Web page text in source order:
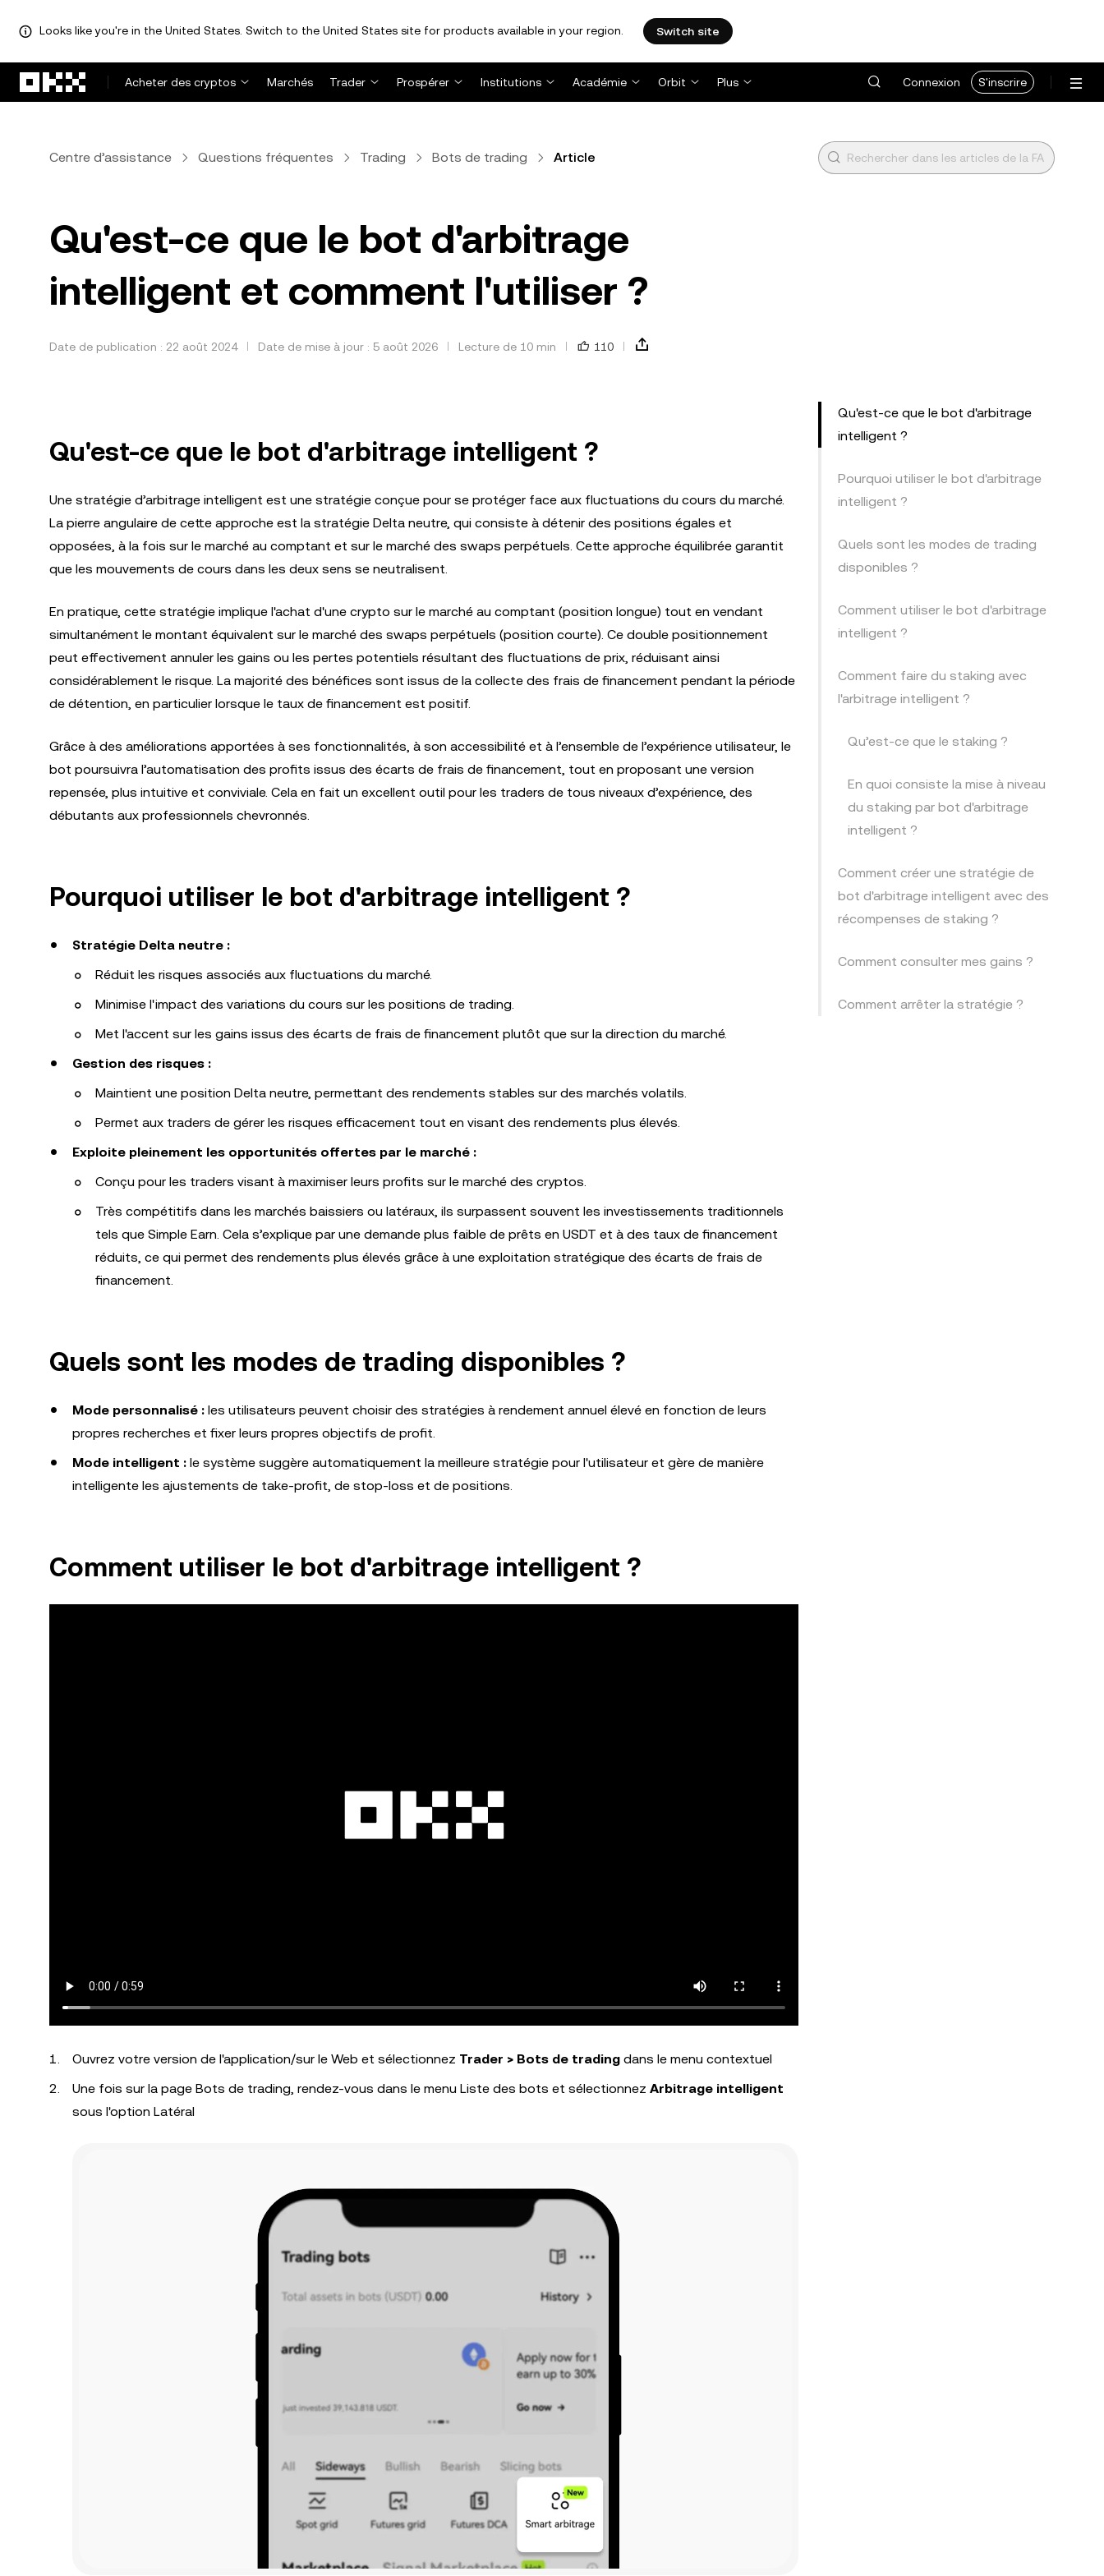
Looks like you're in the United States. Switch to the United States site for products available in your region. Switch site
Acheter des cryptos
Marchés Trader Prospérer Institutions Académie Orbit Plus Connexion S'inscrire
Centre d’assistance Questions fréquentes Trading Bots de trading Article
Qu'est-ce que le bot d'arbitrage
intelligent et comment l'utiliser ?
Date de publication : 22 août 2024 Date de mise à jour : 5 août 2026 Lecture de 10 min 110
Qu'est-ce que le bot d'arbitrage intelligent ?
Une stratégie d’arbitrage intelligent est une stratégie conçue pour se protéger face aux fluctuations du cours du marché.
La pierre angulaire de cette approche est la stratégie Delta neutre, qui consiste à détenir des positions égales et
opposées, à la fois sur le marché au comptant et sur le marché des swaps perpétuels. Cette approche équilibrée garantit
que les mouvements de cours dans les deux sens se neutralisent.
En pratique, cette stratégie implique l'achat d'une crypto sur le marché au comptant (position longue) tout en vendant
simultanément le montant équivalent sur le marché des swaps perpétuels (position courte). Ce double positionnement
peut effectivement annuler les gains ou les pertes potentiels résultant des fluctuations de prix, réduisant ainsi
considérablement le risque. La majorité des bénéfices sont issus de la collecte des frais de financement pendant la période
de détention, en particulier lorsque le taux de financement est positif.
Grâce à des améliorations apportées à ses fonctionnalités, à son accessibilité et à l’ensemble de l’expérience utilisateur, le
bot poursuivra l’automatisation des profits issus des écarts de frais de financement, tout en proposant une version
repensée, plus intuitive et conviviale. Cela en fait un excellent outil pour les traders de tous niveaux d’expérience, des
débutants aux professionnels chevronnés.
Pourquoi utiliser le bot d'arbitrage intelligent ?
Stratégie Delta neutre :
Réduit les risques associés aux fluctuations du marché.
Minimise l'impact des variations du cours sur les positions de trading.
Met l'accent sur les gains issus des écarts de frais de financement plutôt que sur la direction du marché.
Gestion des risques :
Maintient une position Delta neutre, permettant des rendements stables sur des marchés volatils.
Permet aux traders de gérer les risques efficacement tout en visant des rendements plus élevés.
Exploite pleinement les opportunités offertes par le marché :
Conçu pour les traders visant à maximiser leurs profits sur le marché des cryptos.
Très compétitifs dans les marchés baissiers ou latéraux, ils surpassent souvent les investissements traditionnels
tels que Simple Earn. Cela s’explique par une demande plus faible de prêts en USDT et à des taux de financement
réduits, ce qui permet des rendements plus élevés grâce à une exploitation stratégique des écarts de frais de
financement.
Quels sont les modes de trading disponibles ?
Mode personnalisé : les utilisateurs peuvent choisir des stratégies à rendement annuel élevé en fonction de leurs
propres recherches et fixer leurs propres objectifs de profit.
Mode intelligent : le système suggère automatiquement la meilleure stratégie pour l'utilisateur et gère de manière
intelligente les ajustements de take-profit, de stop-loss et de positions.
Comment utiliser le bot d'arbitrage intelligent ?
Ouvrez votre version de l'application/sur le Web et sélectionnez Trader > Bots de trading dans le menu contextuel
Une fois sur la page Bots de trading, rendez-vous dans le menu Liste des bots et sélectionnez Arbitrage intelligent
sous l'option Latéral
Qu'est-ce que le bot d'arbitrage
intelligent ?
Pourquoi utiliser le bot d'arbitrage
intelligent ?
Quels sont les modes de trading
disponibles ?
Comment utiliser le bot d'arbitrage
intelligent ?
Comment faire du staking avec
l'arbitrage intelligent ?
Qu’est-ce que le staking ?
En quoi consiste la mise à niveau
du staking par bot d'arbitrage
intelligent ?
Comment créer une stratégie de
bot d'arbitrage intelligent avec des
récompenses de staking ?
Comment consulter mes gains ?
Comment arrêter la stratégie ?